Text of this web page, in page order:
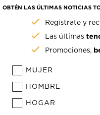
OBTÉN LAS ÚLTIMAS NOTICIAS
Regístrate y
Las últimas
Promociones,
MUJER
HOMBRE
HOGAR